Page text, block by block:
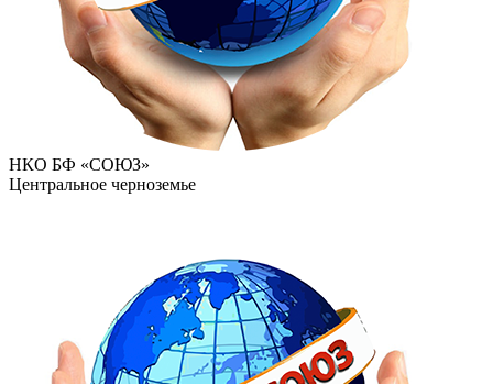
НКО БФ «СОЮЗ»
Центральное черноземье